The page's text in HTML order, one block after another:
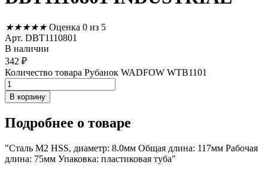
★★★★★ Оценка 0 из 5
Арт. DBT1110801
В наличии
342 ₽
Количество товара Рубанок WADFOW WTB1101
В корзину
Подробнее о товаре
"Сталь M2 HSS, диаметр: 8.0мм Общая длина: 117мм Рабочая
длина: 75мм Упаковка: пластиковая туба"